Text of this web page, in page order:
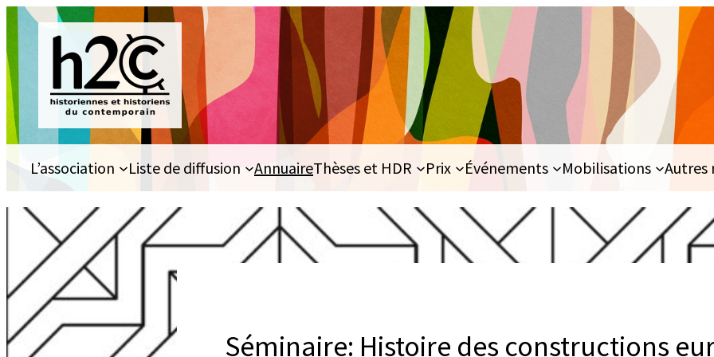
Aller
au
contenu
L’association Liste de diffusion AnnuaireThèses et HDR Prix Événements Mobilisations Autres
Séminaire: Histoire des constructions